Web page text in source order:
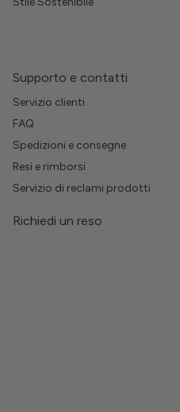
Supporto e contatti
Servizio clienti
FAQ
Spedizioni e consegne
Resi e rimborsi
Servizio di reclami prodotti
Richiedi un reso